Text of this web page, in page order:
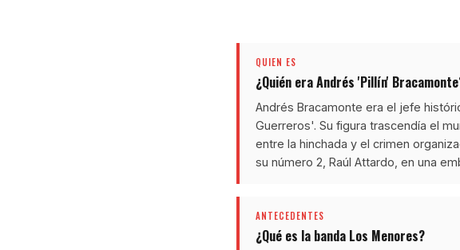
QUIEN ES
¿Quién era Andrés 'Pillín'
Andrés Bracamonte era el jefe
Guerreros'. Su figura trascendía el
entre la hinchada y el crimen
su número 2, Raúl Attardo, en una
ANTECEDENTES
¿Qué es la banda Los Menores?